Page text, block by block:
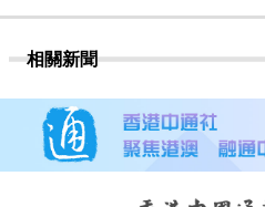
相關新聞